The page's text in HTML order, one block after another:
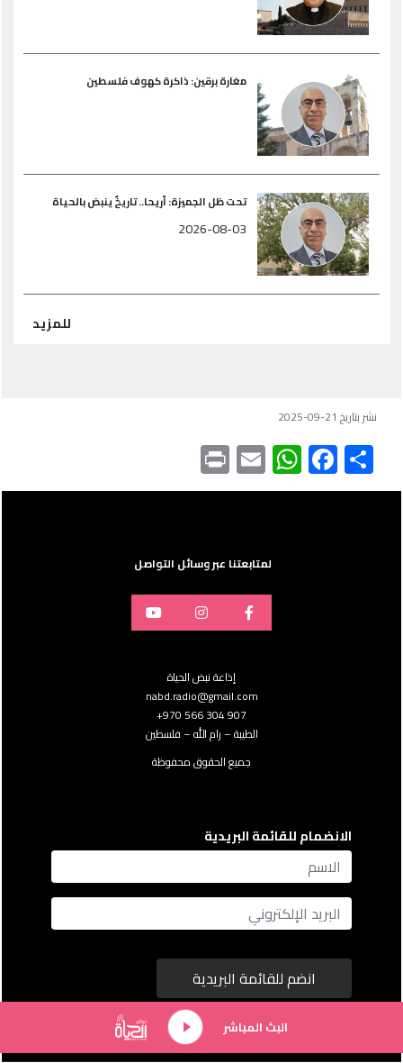
البث المباشر
مغارة برقين: ذاكرة كهوف فلسطين
تحت ظل الجميزة: أريحا.. تاريخٌ ينبض بالحياة
2026-08-03
للمزيد
نشر بتاريخ 21-09-2025
Share
Facebook
WhatsApp
Email
Print
لمتابعتنا عبر وسائل التواصل
إذاعة نبض الحياة
nabd.radio@gmail.com
907 304 566 970+
الطيبة – رام الله – فلسطين
جميع الحقوق محفوظة
الانضمام للقائمة البريدية
name
Email
انضم للقائمة البريدية